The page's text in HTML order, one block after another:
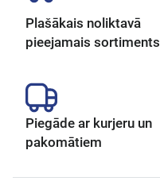
Plašākais noliktavā
pieejamais sortiments
Piegāde ar kurjeru un
pakomātiem